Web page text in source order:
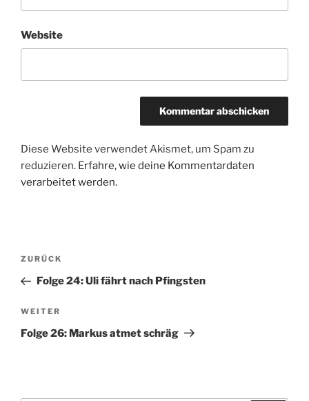
Website
Diese Website verwendet Akismet, um Spam zu
reduzieren. Erfahre, wie deine Kommentardaten
verarbeitet werden.
Beitragsnavigation
Vorheriger
Beitrag
ZURÜCK
Folge 24: Uli fährt nach Pfingsten
Nächster
Beitrag
WEITER
Folge 26: Markus atmet schräg